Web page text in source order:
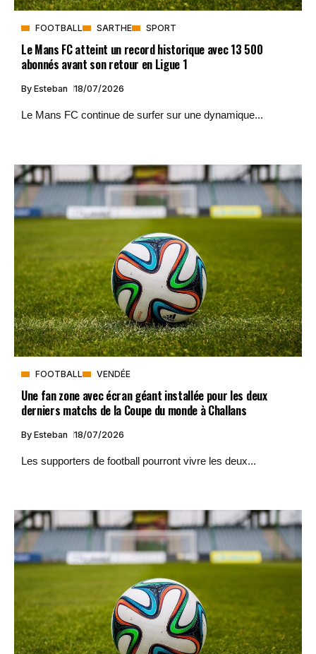
FOOTBALL SARTHE SPORT
Le Mans FC atteint un record historique avec 13 500
abonnés avant son retour en Ligue 1
By Esteban 18/07/2026
Le Mans FC continue de surfer sur une dynamique...
FOOTBALL VENDÉE
Une fan zone avec écran géant installée pour les deux
derniers matchs de la Coupe du monde à Challans
By Esteban 18/07/2026
Les supporters de football pourront vivre les deux...